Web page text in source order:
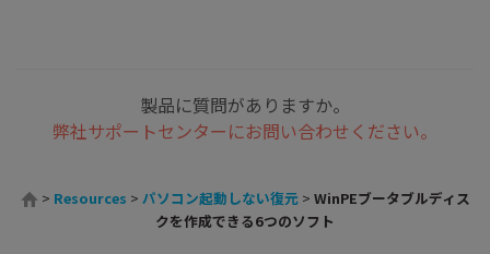
製品に質問がありますか。
弊社サポートセンターにお問い合わせください。
> Resources > パソコン起動しない復元> WinPEブータブルディス
クを作成できる6つのソフト